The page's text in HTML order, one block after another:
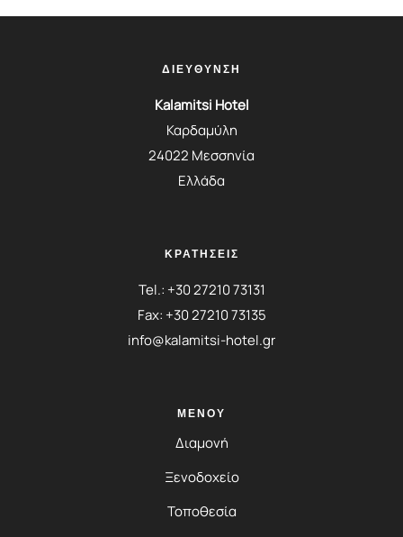
ΔΙΕΥΘΥΝΣΗ
Kalamitsi Hotel
Καρδαμύλη
24022 Μεσσηνία
Ελλάδα
ΚΡΑΤΗΣΕΙΣ
Tel.: +30 27210 73131
Fax: +30 27210 73135
info@kalamitsi-hotel.gr
ΜΕΝΟΎ
Διαμονή
Ξενοδοχείο
Τοποθεσία